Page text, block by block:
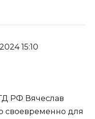
15:10
РФ Вячеслав
своевременно для